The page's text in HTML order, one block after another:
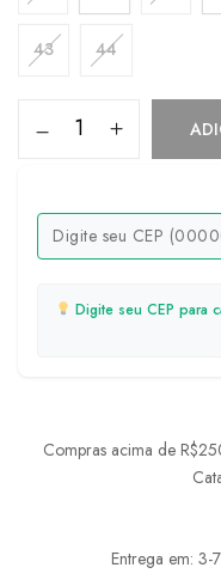
43 44
Digite seu CEP para
Compras acima de
Entrega em: 3-